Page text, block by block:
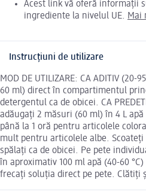
Acest link vă oferă informații
ingrediente la nivelul UE. Mai
Instrucțiuni de utilizare
MOD DE UTILIZARE: CA ADITIV
60 ml) direct în compartimentul
detergentul ca de obicei. CA
adăugați 2 măsuri (60 ml) în 4 L apă
până la 1 oră pentru articolele
mult pentru articolele albe.
spălați ca de obicei. Pe pete
în aproximativ 100 ml apă (40-60
frecați soluția direct pe pete. Clătiți